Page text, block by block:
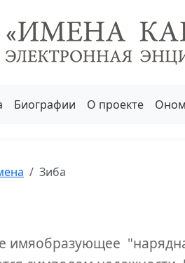
Биографии О проекте
Зиба
имяобразующее